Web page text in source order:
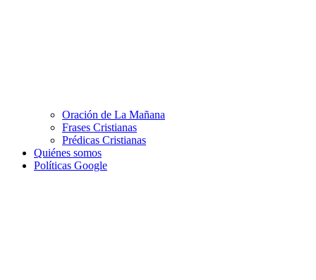
Oración de La Mañana
Frases Cristianas
Prédicas Cristianas
Quiénes somos
Políticas Google